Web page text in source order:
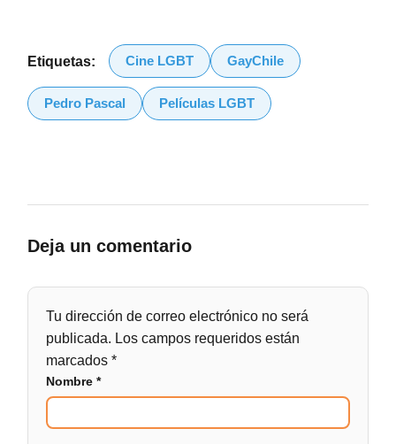
Etiquetas: Cine LGBT GayChile
Pedro Pascal Películas LGBT
Deja un comentario
Tu dirección de correo electrónico no será
publicada. Los campos requeridos están
marcados*
Nombre*